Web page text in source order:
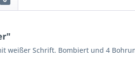
weißer Schrift. Bombiert und 4